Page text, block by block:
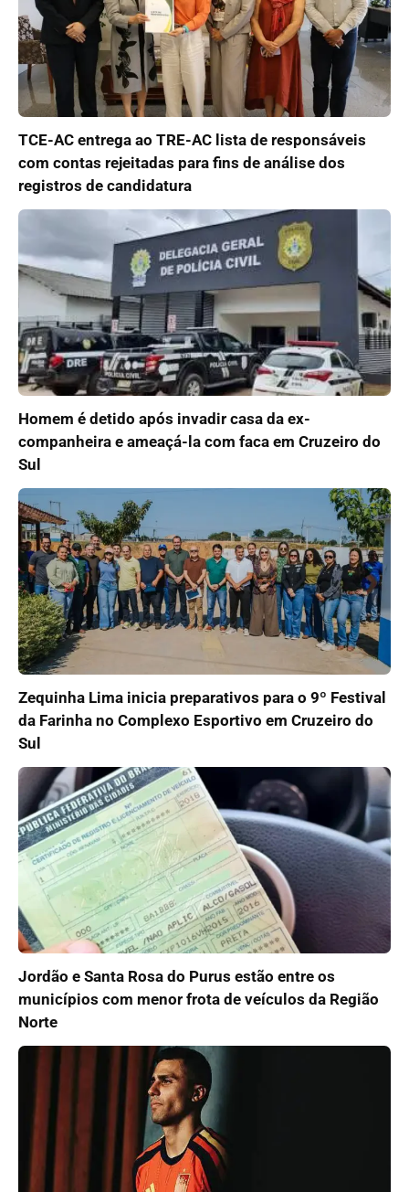
TCE-AC entrega ao TRE-AC lista de responsáveis
com contas rejeitadas para fins de análise dos
registros de candidatura
Homem é detido após invadir casa da ex-
companheira e ameaçá-la com faca em Cruzeiro do
Sul
Zequinha Lima inicia preparativos para o 9º Festival
da Farinha no Complexo Esportivo em Cruzeiro do
Sul
Jordão e Santa Rosa do Purus estão entre os
municípios com menor frota de veículos da Região
Norte